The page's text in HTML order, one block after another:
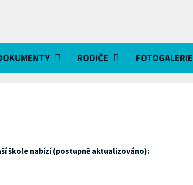
RODIČE FOTOGALERIE
škole nabízí (postupně aktualizováno):